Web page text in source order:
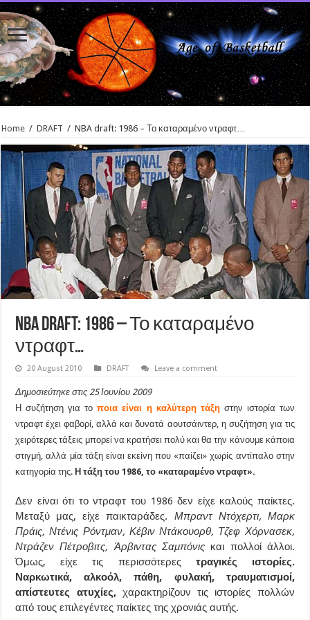
Home / DRAFT / NBA draft: 1986 – Το καταραμένο ντραφτ…
NBA draft: 1986 – Το καταραμένο
ντραφτ…
20 August 2010 DRAFT Leave a comment
Δημοσιεύτηκε στις 25 Ιουνίου 2009
Η συζήτηση για τοποια είναι η καλύτερη τάξηστην ιστορία των
ντραφτ έχει φαβορί, αλλά και δυνατά αουτσάιντερ, η συζήτηση για τις
χειρότερες τάξεις μπορεί να κρατήσει πολύ και θα την κάνουμε κάποια
στιγμή, αλλά μία τάξη είναι εκείνη που «παίζει» χωρίς αντίπαλο στην
κατηγορία της. Η τάξη του 1986, το «καταραμένο ντραφτ».
Δεν είναι ότι το ντραφτ του 1986 δεν είχε καλούς παίκτες.
Μεταξύ μας, είχε παικταράδες. Μπραντ Ντόχερτι, Μαρκ
Πράις, Ντένις Ρόντμαν, Κέβιν Ντάκουορθ, Τζεφ Χόρνασεκ,
Ντράζεν Πέτροβιτς, Άρβιντας Σαμπόνις και πολλοί άλλοι.
Όμως, είχε τις περισσότερες τραγικές ιστορίες.
Ναρκωτικά, αλκοόλ, πάθη, φυλακή, τραυματισμοί,
απίστευτες ατυχίες,χαρακτηρίζουν τις ιστορίες πολλών
από τους επιλεγέντες παίκτες της χρονιάς αυτής.